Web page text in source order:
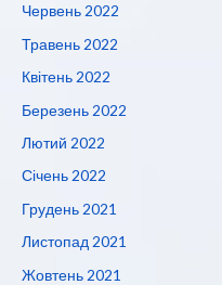
Червень 2022
Травень 2022
Квітень 2022
Березень 2022
Лютий 2022
Січень 2022
Грудень 2021
Листопад 2021
Жовтень 2021